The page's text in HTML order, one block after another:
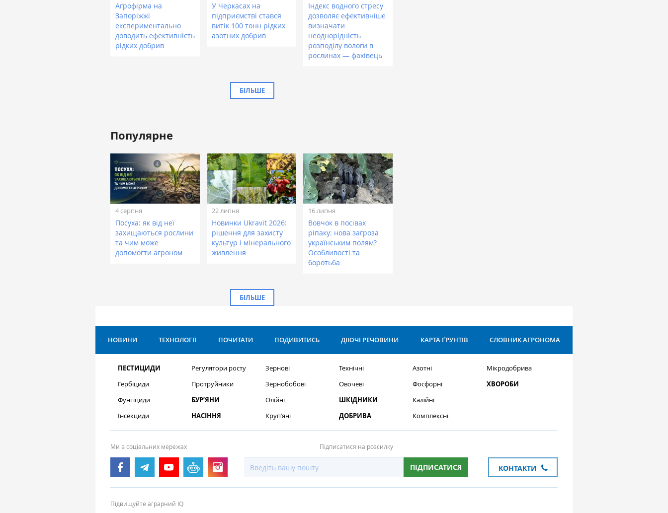
Агрофірма на
Запоріжжі
експериментально
доводить ефективність
рідких добрив
У Черкасах на
підприємстві стався
витік 100 тонн рідких
азотних добрив
Індекс водного стресу
дозволяє ефективніше
визначати
неоднорідність
розподілу вологи в
рослинах — фахівець
БІЛЬШЕ
Популярне
4 серпня
Посуха: як від неї
захищаються рослини
та чим може
допомогти агроном
22 липня
Новинки Ukravit 2026:
рішення для захисту
культур і мінерального
живлення
16 липня
Вовчок в посівах
ріпаку: нова загроза
українським полям?
Особливості та
боротьба
БІЛЬШЕ
НОВИНИ ТЕХНОЛОГІЇ ПОЧИТАТИ ПОДИВИТИСЬ ДІЮЧІ РЕЧОВИНИ КАРТА ҐРУНТІВ СЛОВНИК АГРОНОМА
ПЕСТИЦИДИ
Гербіциди
Фунгіциди
Інсекциди
Регулятори росту
Протруйники
БУР’ЯНИ
НАСІННЯ
Зернові
Зернобобові
Олійні
Круп’яні
Технічні
Овочеві
ШКІДНИКИ
ДОБРИВА
Азотні
Фосфорні
Калійні
Комплексні
Мікродобрива
ХВОРОБИ
Ми в соціальних мережах Підписатися на розсилку
ПІДПИСАТИСЯ КОНТАКТИ
Підвищуйте аграрний IQ